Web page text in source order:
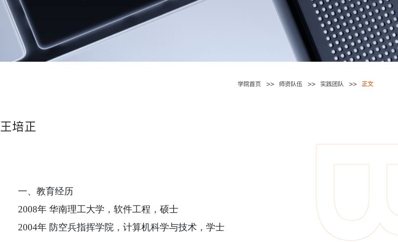
学院首页 师资队伍 实践团队 正文
王培正
一、教育经历
2008年 华南理工大学，软件工程，硕士
2004年 防空兵指挥学院，计算机科学与技术，学士